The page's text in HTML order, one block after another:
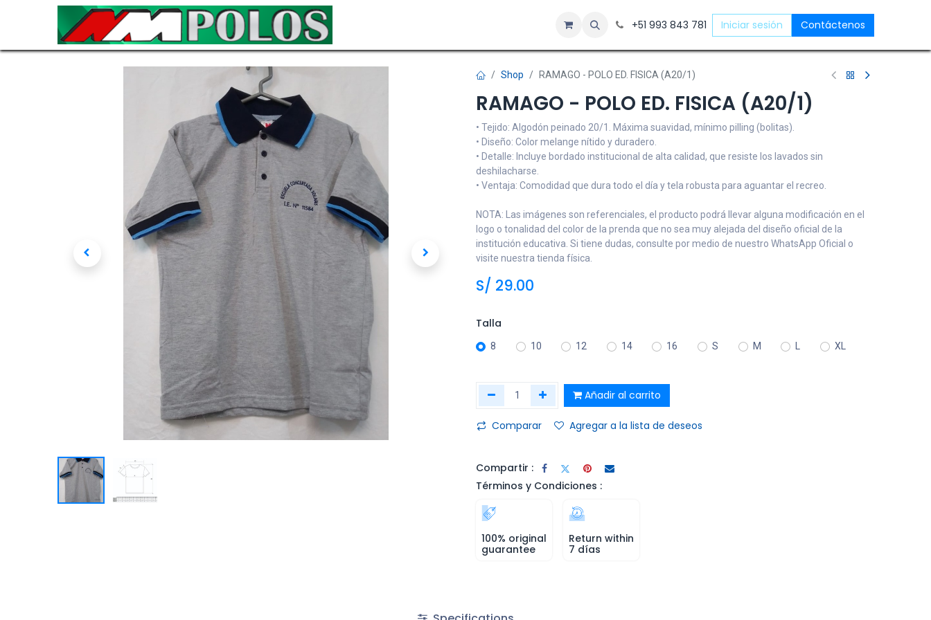
Sobre nosotros Contáctenos
+51 993 843 781 Iniciar sesión Contáctenos
Shop RAMAGO - POLO ED. FISICA (A20/1)
RAMAGO - POLO ED. FISICA (A20/1)
• Tejido: Algodón peinado 20/1. Máxima suavidad, mínimo pilling (bolitas).
• Diseño: Color melange nítido y duradero.
• Detalle: Incluye bordado institucional de alta calidad, que resiste los lavados sin
deshilacharse.
• Ventaja: Comodidad que dura todo el día y tela robusta para aguantar el recreo.
NOTA: Las imágenes son referenciales, el producto podrá llevar alguna modificación en el
logo o tonalidad del color de la prenda que no sea muy alejada del diseño oficial de la
institución educativa. Si tiene dudas, consulte por medio de nuestro WhatsApp Oficial o
visite nuestra tienda física.
S/ 29.00
Talla
8 10 12 14 16 S M XL
Añadir al carrito
Comparar Agregar a la lista de deseos
Compartir :
Términos y Condiciones :
100% original
guarantee
Return within
7 días